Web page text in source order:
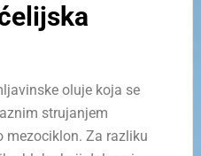
oluje koja se
strujanjem
mezociklon. Za razliku